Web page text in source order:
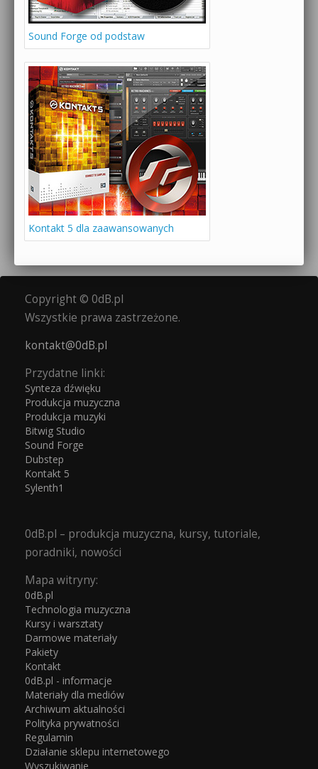
Sound Forge od podstaw
Kontakt 5 dla zaawansowanych
Copyright © 0dB.pl
Wszystkie prawa zastrzeżone.
kontakt@0dB.pl
Przydatne linki:
Synteza dźwięku
Produkcja muzyczna
Produkcja muzyki
Bitwig Studio
Sound Forge
Dubstep
Kontakt 5
Sylenth1
0dB.pl – produkcja muzyczna, kursy, tutoriale,
poradniki, nowości
Mapa witryny:
0dB.pl
Technologia muzyczna
Kursy i warsztaty
Darmowe materiały
Pakiety
Kontakt
0dB.pl - informacje
Materiały dla mediów
Archiwum aktualności
Polityka prywatności
Regulamin
Działanie sklepu internetowego
Wyszukiwanie